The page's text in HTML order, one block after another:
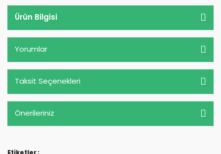
Ürün Bilgisi
Yorumlar
Taksit Seçenekleri
Önerileriniz
Etiketler :